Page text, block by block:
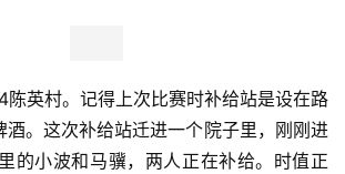
陈英村。记得上次比赛时补给站是设在路
酒。这次补给站迁进一个院子里，刚刚进
的小波和马骥，两人正在补给。时值正